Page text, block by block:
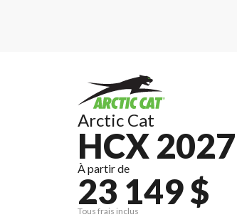
Arctic Cat
HCX 2027
À partir de
23 149 $
Tous frais inclus